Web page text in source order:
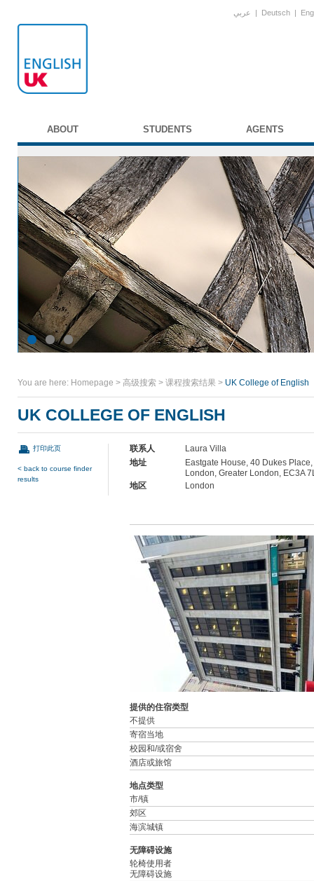
عربي | Deutsch |
ABOUT STUDENTS AGENTS
You are here: Homepage > 高级搜索 > 课程搜索结果 > UK College of English
UK COLLEGE OF ENGLISH
打印此页
< back to course finder
results
联系人
Laura Villa
地址
Eastgate House, 40 Dukes Place,
London, Greater London, EC3A
地区
London
提供的住宿类型
不提供
寄宿当地
校园和/或宿舍
酒店或旅馆
地点类型
市/镇
郊区
海滨城镇
无障碍设施
轮椅使用者
无障碍设施